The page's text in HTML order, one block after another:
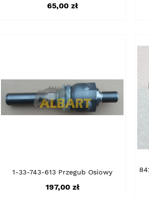
Cena
65,00 zł
1-33-743-613 Przegub Osiowy
Cena
197,00 zł